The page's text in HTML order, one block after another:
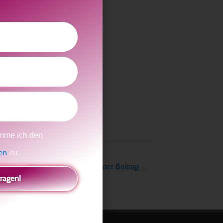
Nächster Beitrag →
ich den
zu.